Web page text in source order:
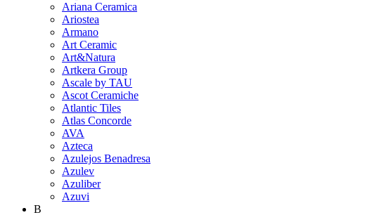
Ariana Ceramica
Ariostea
Armano
Art Ceramic
Art&Natura
Artkera Group
Ascale by TAU
Ascot Ceramiche
Atlantic Tiles
Atlas Concorde
AVA
Azteca
Azulejos Benadresa
Azulev
Azuliber
Azuvi
B